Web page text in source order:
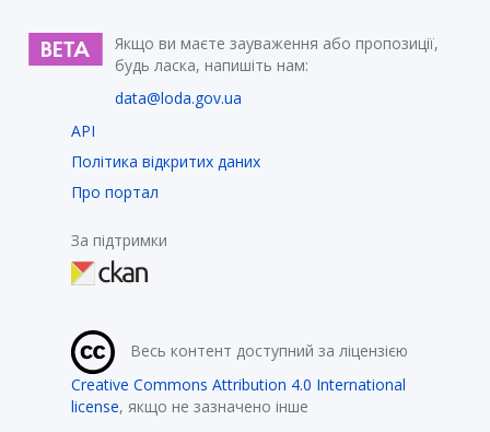
Якщо ви маєте зауваження або пропозиції,
будь ласка, напишіть нам:
data@loda.gov.ua
API
Політика відкритих даних
Про портал
За підтримки
Весь контент доступний за ліцензією
Creative Commons Attribution 4.0 International
license, якщо не зазначено інше